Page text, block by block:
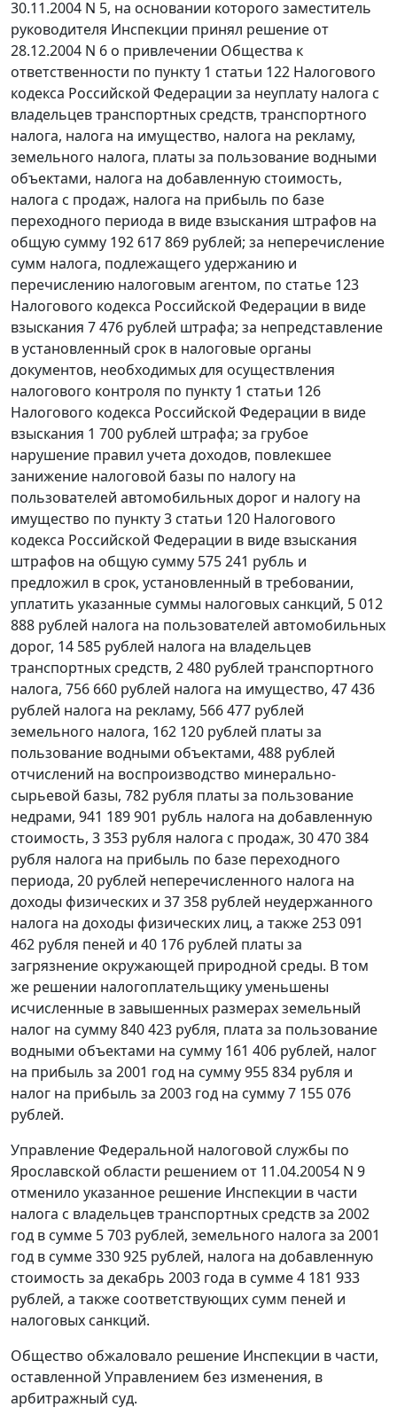
30.11.2004 N 5, на основании которого заместитель
руководителя Инспекции принял решение от
28.12.2004 N 6 о привлечении Общества к
ответственности по пункту 1 статьи 122 Налогового
кодекса Российской Федерации за неуплату налога с
владельцев транспортных средств, транспортного
налога, налога на имущество, налога на рекламу,
земельного налога, платы за пользование водными
объектами, налога на добавленную стоимость,
налога с продаж, налога на прибыль по базе
переходного периода в виде взыскания штрафов на
общую сумму 192 617 869 рублей; за неперечисление
сумм налога, подлежащего удержанию и
перечислению налоговым агентом, по статье 123
Налогового кодекса Российской Федерации в виде
взыскания 7 476 рублей штрафа; за непредставление
в установленный срок в налоговые органы
документов, необходимых для осуществления
налогового контроля по пункту 1 статьи 126
Налогового кодекса Российской Федерации в виде
взыскания 1 700 рублей штрафа; за грубое
нарушение правил учета доходов, повлекшее
занижение налоговой базы по налогу на
пользователей автомобильных дорог и налогу на
имущество по пункту 3 статьи 120 Налогового
кодекса Российской Федерации в виде взыскания
штрафов на общую сумму 575 241 рубль и
предложил в срок, установленный в требовании,
уплатить указанные суммы налоговых санкций, 5 012
888 рублей налога на пользователей автомобильных
дорог, 14 585 рублей налога на владельцев
транспортных средств, 2 480 рублей транспортного
налога, 756 660 рублей налога на имущество, 47 436
рублей налога на рекламу, 566 477 рублей
земельного налога, 162 120 рублей платы за
пользование водными объектами, 488 рублей
отчислений на воспроизводство минерально-
сырьевой базы, 782 рубля платы за пользование
недрами, 941 189 901 рубль налога на добавленную
стоимость, 3 353 рубля налога с продаж, 30 470 384
рубля налога на прибыль по базе переходного
периода, 20 рублей неперечисленного налога на
доходы физических и 37 358 рублей неудержанного
налога на доходы физических лиц, а также 253 091
462 рубля пеней и 40 176 рублей платы за
загрязнение окружающей природной среды. В том
же решении налогоплательщику уменьшены
исчисленные в завышенных размерах земельный
налог на сумму 840 423 рубля, плата за пользование
водными объектами на сумму 161 406 рублей, налог
на прибыль за 2001 год на сумму 955 834 рубля и
налог на прибыль за 2003 год на сумму 7 155 076
рублей.
Управление Федеральной налоговой службы по
Ярославской области решением от 11.04.20054 N 9
отменило указанное решение Инспекции в части
налога с владельцев транспортных средств за 2002
год в сумме 5 703 рублей, земельного налога за 2001
год в сумме 330 925 рублей, налога на добавленную
стоимость за декабрь 2003 года в сумме 4 181 933
рублей, а также соответствующих сумм пеней и
налоговых санкций.
Общество обжаловало решение Инспекции в части,
оставленной Управлением без изменения, в
арбитражный суд.